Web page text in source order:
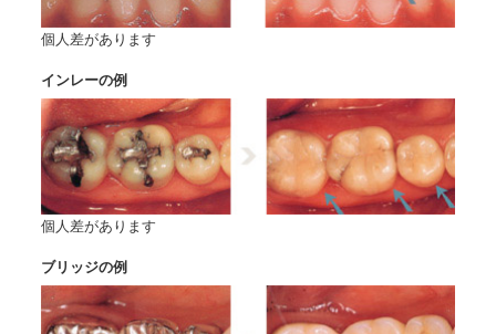
個人差があります
インレーの例
個人差があります
ブリッジの例